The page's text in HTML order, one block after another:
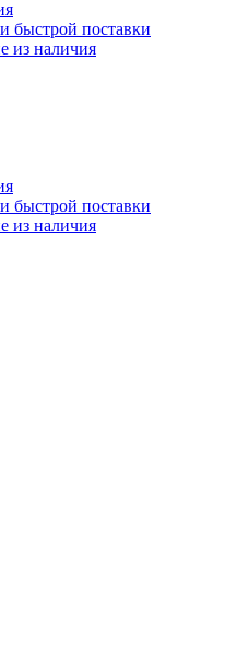
быстрой поставки
быстрой поставки